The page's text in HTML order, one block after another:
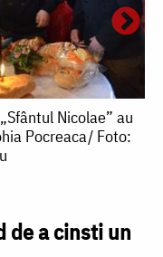
Nicolae” au
Pocreaca/ Foto:
de a cinsti un